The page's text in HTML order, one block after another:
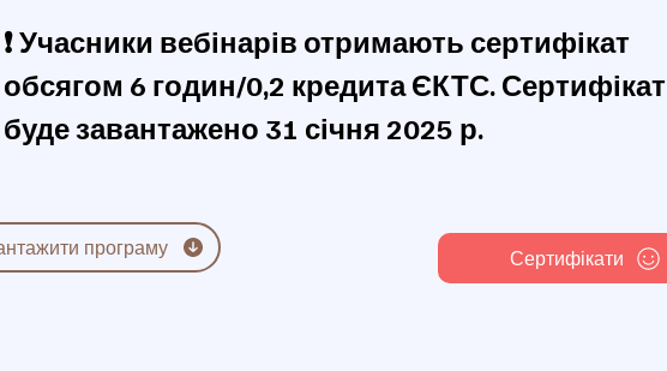
❗️ Учасники вебінарів отримають сертифікат
обсягом 6 годин/0,2 кредита ЄКТС. Сертифікат
буде завантажено 31 січня 2025 р.
програму Сертифікати